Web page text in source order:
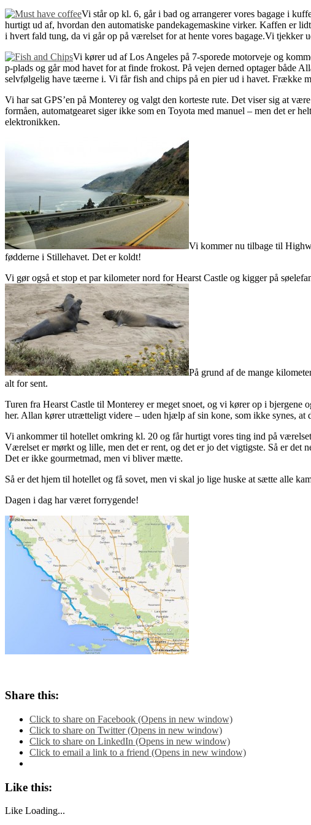
Vi står op kl. 6, går i bad og arrangerer vores bagage i
hurtigt ud af, hvordan den automatiske pandekagemaskine virker. Kaffen er
i hvert fald tung, da vi går op på værelset for at hente vores bagage.Vi tjekker
Vi kører ud af Los Angeles på 7-sporede motorveje og
p-plads og går mod havet for at finde frokost. På vejen derned optager både
selvfølgelig have tæerne i. Vi får fish and chips på en pier ud i havet. Frække
Vi har sat GPS’en på Monterey og valgt den korteste rute. Det viser sig at
formåen, automatgearet siger ikke som en Toyota med manuel – men det er
elektronikken.
Vi kommer nu tilbage til
fødderne i Stillehavet. Det er koldt!
Vi gør også et stop et par kilometer nord for Hearst Castle og kigger på
På grund af de mange
alt for sent.
Turen fra Hearst Castle til Monterey er meget snoet, og vi kører op i bjergene
her. Allan kører utrætteligt videre – uden hjælp af sin kone, som ikke synes, at
Vi ankommer til hotellet omkring kl. 20 og får hurtigt vores ting ind på
Værelset er mørkt og lille, men det er rent, og det er jo det vigtigste. Så er det
Det er ikke gourmetmad, men vi bliver mætte.
Så er det hjem til hotellet og få sovet, men vi skal jo lige huske at sætte alle
Dagen i dag har været forrygende!
Share this:
Click to share on Facebook (Opens in new window)
Click to share on Twitter (Opens in new window)
Click to share on LinkedIn (Opens in new window)
Click to email a link to a friend (Opens in new window)
Like this:
Like Loading...